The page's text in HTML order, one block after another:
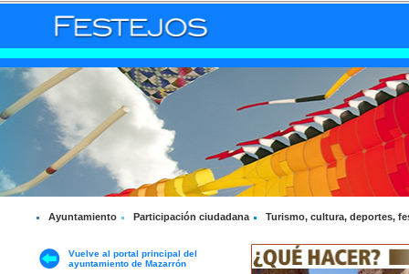
Ayuntamiento Participación ciudadana Turismo, cultura, deportes,
Vuelve al portal principal del
ayuntamiento de Mazarrón